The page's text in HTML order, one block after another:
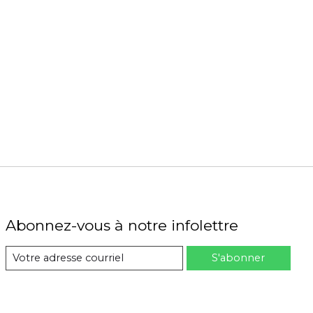
Abonnez-vous à notre infolettre
S'abonner